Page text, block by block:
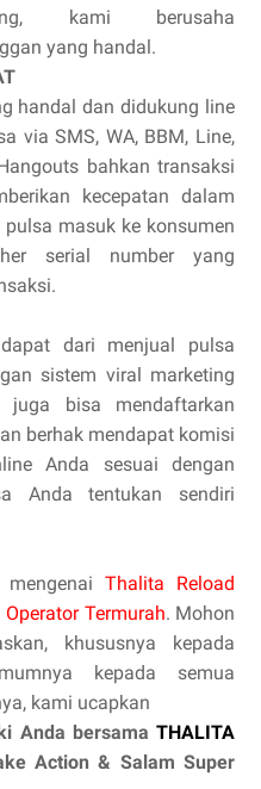
kami berusaha
yang handal.
handal dan didukung line
via SMS, WA, BBM, Line,
bahkan transaksi
kecepatan dalam
masuk ke konsumen
serial number yang
dari menjual pulsa
sistem viral marketing
bisa mendaftarkan
berhak mendapat komisi
Anda sesuai dengan
Anda tentukan sendiri
Thalita Reload
Termurah. Mohon
khususnya kepada
kepada semua
kami ucapkan
Anda bersama THALITA
Action & Salam Super